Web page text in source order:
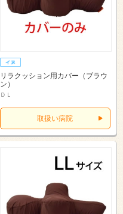
リラクッション用カバー（ブラウ
ン）
ＤＬ
取扱い病院